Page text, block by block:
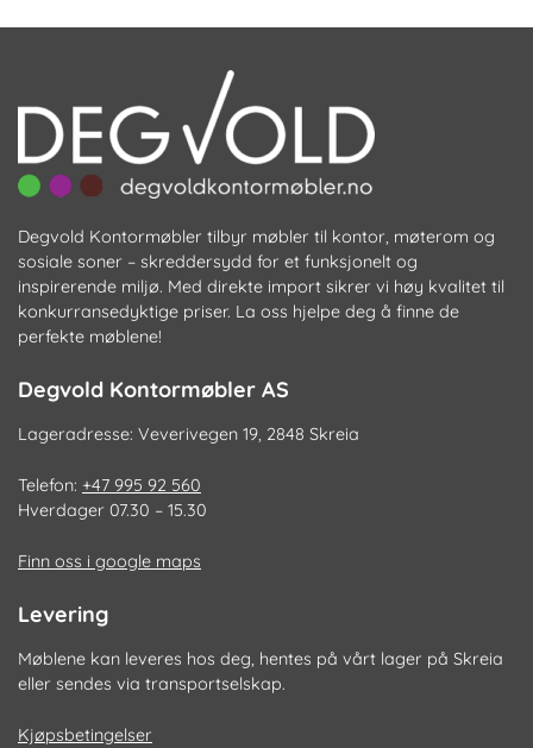
Degvold Kontormøbler tilbyr møbler til kontor, møterom og
sosiale soner – skreddersydd for et funksjonelt og
inspirerende miljø. Med direkte import sikrer vi høy kvalitet til
konkurransedyktige priser. La oss hjelpe deg å finne de
perfekte møblene!
Degvold Kontormøbler AS
Lageradresse: Veverivegen 19, 2848 Skreia
Telefon: +47 995 92 560
Hverdager 07.30 – 15.30
Finn oss i google maps
Levering
Møblene kan leveres hos deg, hentes på vårt lager på Skreia
eller sendes via transportselskap.
Kjøpsbetingelser